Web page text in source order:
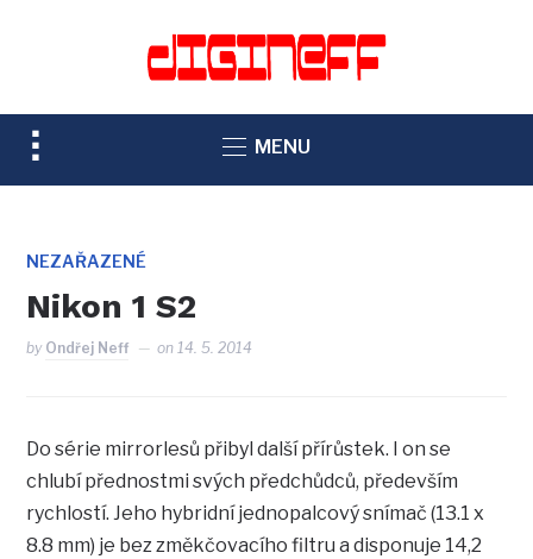
TOGGLE
SIDEBAR
NAVIGATION
MENU
NEZAŘAZENÉ
Nikon 1 S2
by Ondřej Neff on14. 5. 2014
Do série mirrorlesů přibyl další přírůstek. I on se
chlubí přednostmi svých předchůdců, především
rychlostí. Jeho hybridní jednopalcový snímač (13.1 x
8.8 mm) je bez změkčovacího filtru a disponuje 14,2